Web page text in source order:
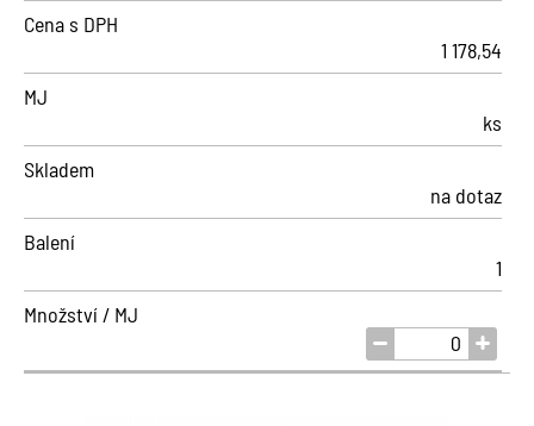
Cena s DPH
1 178,54
MJ
ks
Skladem
na dotaz
Balení
1
Množství / MJ